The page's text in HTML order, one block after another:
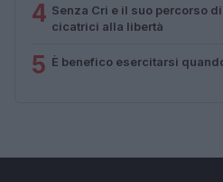
4 Senza Cri e il suo percorso
cicatrici alla libertà
5 È benefico esercitarsi